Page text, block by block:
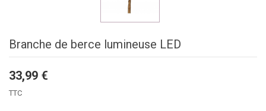
Branche de berce lumineuse LED
33,99 €
TTC